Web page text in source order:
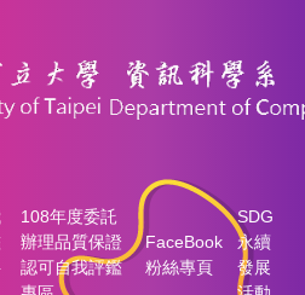
108年度委託
辦理品質保證
認可自我評鑑
FaceBook
粉絲專頁
SDG
永續
發展